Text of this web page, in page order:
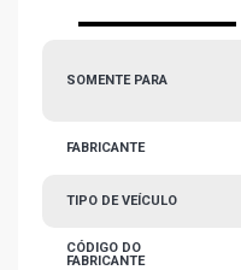
SOMENTE PARA
FABRICANTE
TIPO DE VEÍCULO
CÓDIGO DO
FABRICANTE